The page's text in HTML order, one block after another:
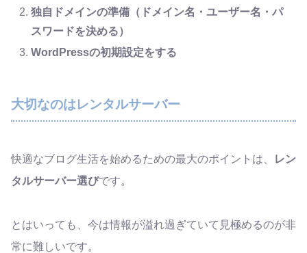
独自ドメインの準備（ドメイン名・ユーザー名・パ
スワードを決める）
WordPressの初期設定をする
大切なのはレンタルサーバー
快適なブログ生活を始めるための最大のポイントは、
レン
タルサーバー選びです。
とはいっても、今は情報が溢れ過ぎていて見極めるのが非
常に難しいです。